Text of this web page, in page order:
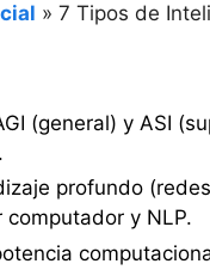
» 7 Tipos de
(general) y ASI
profundo
y NLP.